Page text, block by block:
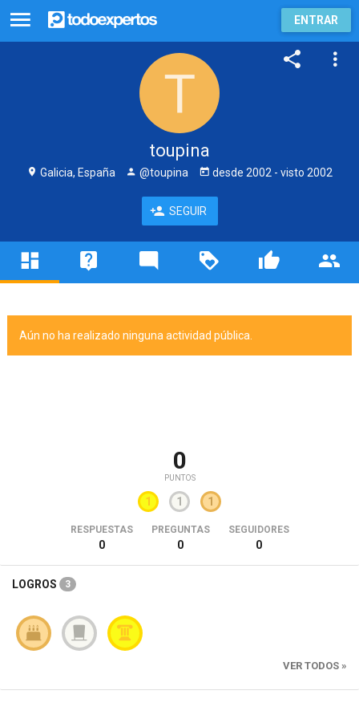
ENTRAR
toupina
Galicia, España @toupina desde 2002 - visto 2002
SEGUIR
Aún no ha realizado ninguna actividad pública.
0
PUNTOS
1 1 1
RESPUESTAS
0
PREGUNTAS
0
SEGUIDORES
0
LOGROS 3
VER TODOS »